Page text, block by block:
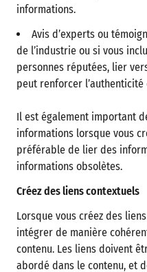
informations.
Avis d’experts ou
de l’industrie ou si vous
personnes réputées, lier
peut renforcer
Il est également important
informations lorsque vous
préférable de lier des
informations obsolètes.
Créez des liens contextuels
Lorsque vous créez des
intégrer de manière
contenu. Les liens doivent
abordé dans le contenu, et